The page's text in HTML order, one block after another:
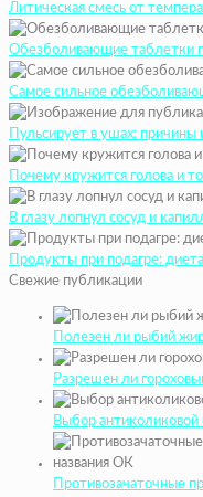
Литическая смесь от
Обезболивающие таблетки
Самое сильное
Пульсирует в ушах: причины
Почему кружится голова и
В глазу лопнул сосуд и
Продукты при подагре: диета
Свежие публикации
Полезен ли рыбий
Разрешен ли
Выбор
Противозачаточные